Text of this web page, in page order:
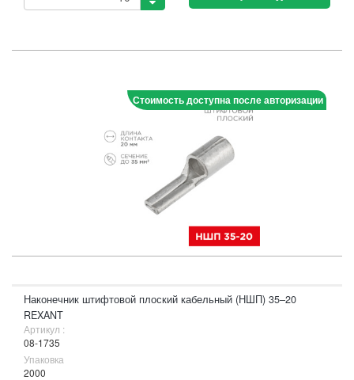
Стоимость доступна после авторизации
Наконечник штифтовой плоский кабельный (НШП) 35–20
REXANT
Артикул :
08-1735
Упаковка
2000